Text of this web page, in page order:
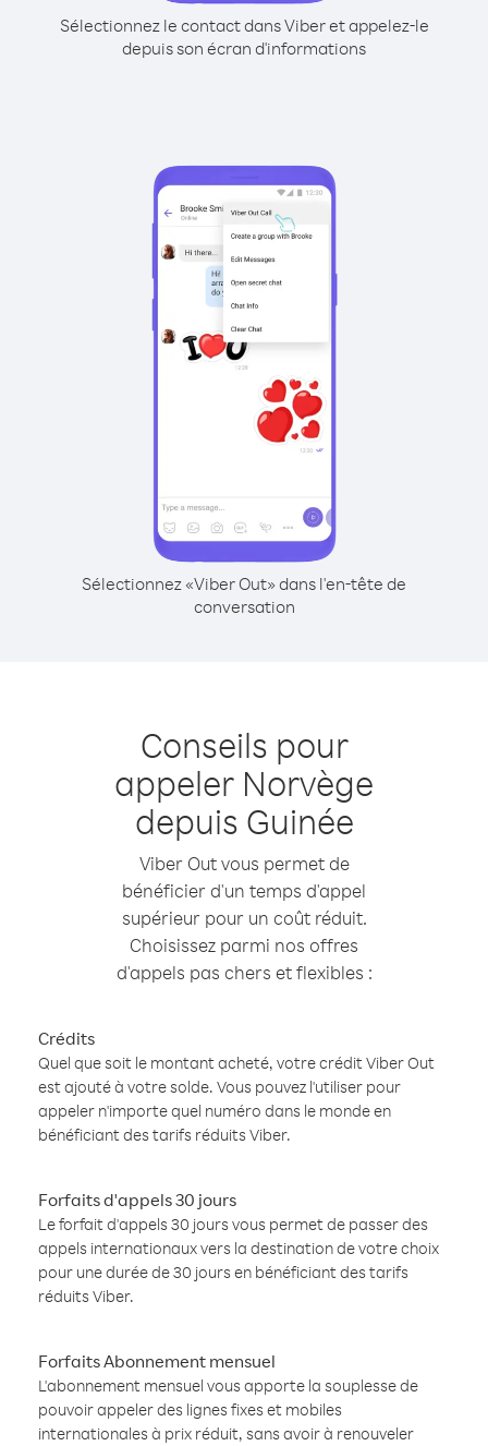
Sélectionnez le contact dans Viber et appelez-le
depuis son écran d'informations
Sélectionnez «Viber Out» dans l'en-tête de
conversation
Conseils pour
appeler Norvège
depuis Guinée
Viber Out vous permet de
bénéficier d'un temps d'appel
supérieur pour un coût réduit.
Choisissez parmi nos offres
d'appels pas chers et flexibles :
Crédits
Quel que soit le montant acheté, votre crédit Viber Out
est ajouté à votre solde. Vous pouvez l'utiliser pour
appeler n'importe quel numéro dans le monde en
bénéficiant des tarifs réduits Viber.
Forfaits d'appels 30 jours
Le forfait d'appels 30 jours vous permet de passer des
appels internationaux vers la destination de votre choix
pour une durée de 30 jours en bénéficiant des tarifs
réduits Viber.
Forfaits Abonnement mensuel
L'abonnement mensuel vous apporte la souplesse de
pouvoir appeler des lignes fixes et mobiles
internationales à prix réduit, sans avoir à renouveler